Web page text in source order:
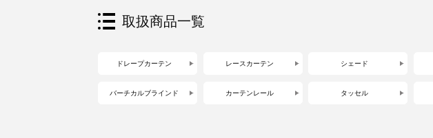
取扱商品一覧
ドレープカーテン レースカーテン シェード
バーチカルブラインド カーテンレール タッセル